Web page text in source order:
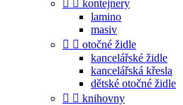
  kontejnery
lamino
masiv
  otočné židle
kancelářské židle
kancelářská křesla
dětské otočné židle
  knihovny